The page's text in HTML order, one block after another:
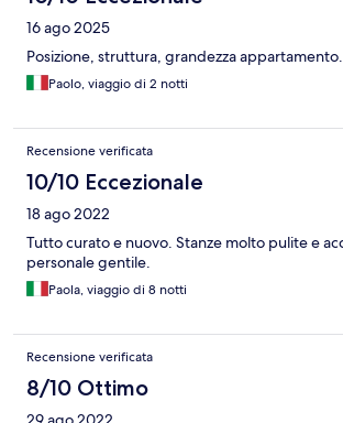
16 ago 2025
Posizione, struttura, grandezza appartamento.
Paolo, viaggio di 2 notti
Recensione verificata
10/10 Eccezionale
18 ago 2022
Tutto curato e nuovo. Stanze molto pulite e
personale gentile.
Paola, viaggio di 8 notti
Recensione verificata
8/10 Ottimo